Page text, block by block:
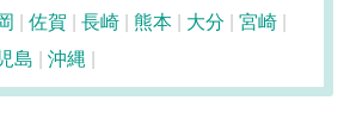
佐賀 長崎 熊本 大分
宮崎
島
沖縄